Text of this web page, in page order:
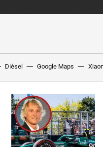
Diésel Google Maps